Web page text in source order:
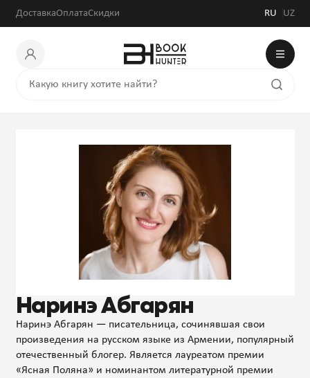
ДоставкаОплатаСкидки RU UZ
Наринэ Абгарян
Наринэ Абгарян — писательница, сочинявшая свои
произведения на русском языке из Армении, популярный
отечественный блогер. Является лауреатом премии
«Яснaя Полянa» и номинантом литературной премии